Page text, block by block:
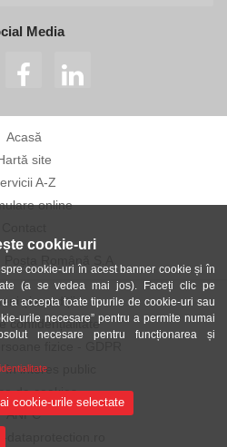
cookie-uri
cookie-uri în acest banner cookie și în
(a se vedea mai jos). Faceți clic pe
a accepta toate tipurile de cookie-uri sau
urile necesare” pentru a permite numai
necesare pentru funcționarea și
cookie-urile selectate
Media
Acasă
site
A-Z
online
și condiții
confidențialitate
fizice - GDPR
interes public
de cookies
ANPC
dataprotection.ro